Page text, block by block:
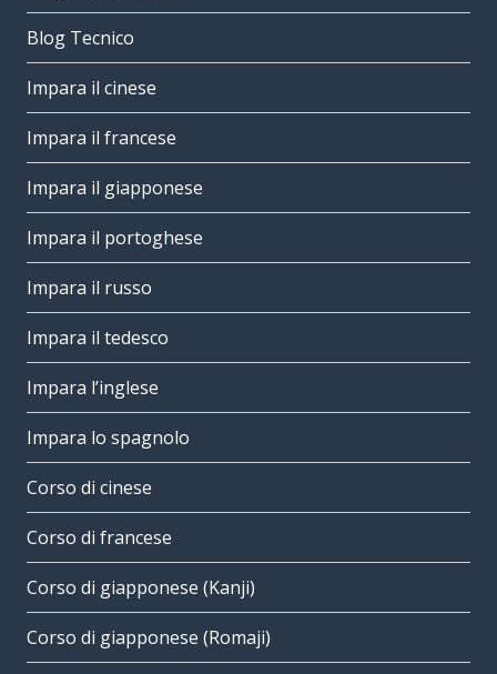
Blog Tecnico
Impara il cinese
Impara il francese
Impara il giapponese
Impara il portoghese
Impara il russo
Impara il tedesco
Impara l’inglese
Impara lo spagnolo
Corso di cinese
Corso di francese
Corso di giapponese (Kanji)
Corso di giapponese (Romaji)